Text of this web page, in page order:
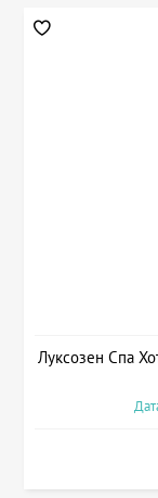
Луксозен Спа